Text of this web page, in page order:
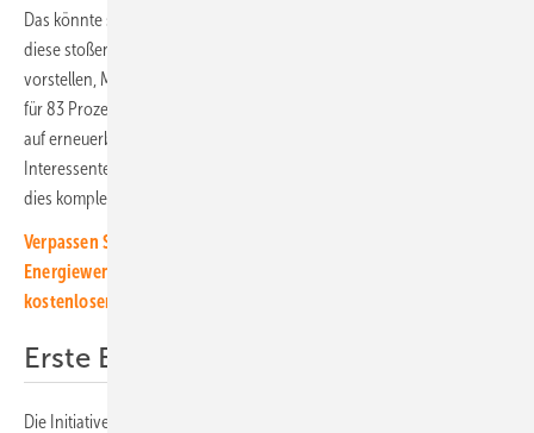
Das könnte sich durch die Energiegemeinschaften aber ändern. Denn
diese stoßen auf großes Interesse. Immerhin zwei Drittel können sich
vorstellen, Mitglied einer Energiegemeinschaft zu werden. Dabei ist es
für 83 Prozent dieser Befragten wichtig, dass die Energiegemeinschaft
auf erneuerbare Energien setzt. Nur 15 Prozent der potenziellen
Interessenten ist dies nicht so wichtig und weiteren zwei Prozent ist
dies komplett egal.
Verpassen Sie keine wichtige Information über die solare
Energiewende! Abonnieren Sie dazu einfach unseren
kostenlosen Newsletter.
Erste Erfahrungen gesammelt
Die Initiative wollen aber nur wenige ergreifen. Nur 17 Prozent würden